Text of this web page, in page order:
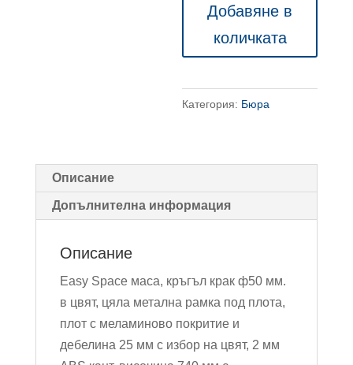
Space
с
кръгъл
Добавяне в
количката
Категория: Бюра
Описание
Допълнителна информация
Описание
Easy Space маса, кръгъл крак ф50 мм.
в цвят, цяла метална рамка под плота,
плот с меламиново покритие и
дебелина 25 мм с избор на цвят, 2 мм